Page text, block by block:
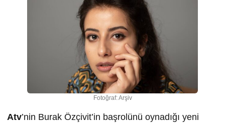
Fotoğraf: Arşiv
Atv’nin Burak Özçivit’in başrolünü oynadığı yeni